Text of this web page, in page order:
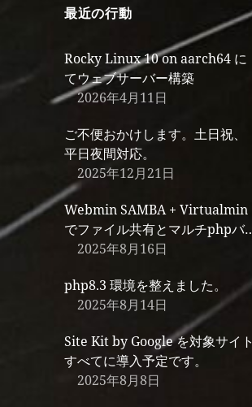
最近の行動
Rocky Linux 10 on aarch64 に
てウェブサーバー構築
2026年4月11日
ご不便おかけします。土日祝、
平日夜間対応。
2025年12月21日
Webmin SAMBA + Virtualmin
でファイル共有とマルチphpバ
ージョン環境
2025年8月16日
php8.3 環境を整えました。
2025年8月14日
Site Kit by Google を対象サイト
すべてに導入予定です。
2025年8月8日